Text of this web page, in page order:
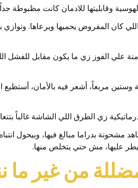
وقابليتها للادمان كانت مظبوطة
المفروض يحميها ويرعاها. وتوازي
علي الفوز زي ما يكون مقابل للفشل
مربعاً، أشعر فيه بالأمان، أستطيع
زي الطرق اللي الشاشة غالباً
بدراما مبالغ فيها، وبيحول
عليها، مش حتي يتخلص منها.
من غير ما